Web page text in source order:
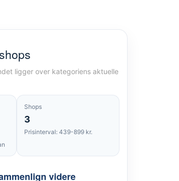
ligger over kategoriens aktuelle
Shops
3
Prisinterval: 439-899 kr.
videre